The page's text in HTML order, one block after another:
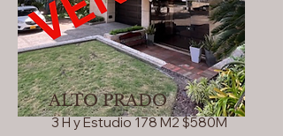
ALTO PRADO
3 H y Estudio 178 M2 $580M